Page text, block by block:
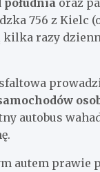
756 z Kielc
razy
autobus
autem prawie